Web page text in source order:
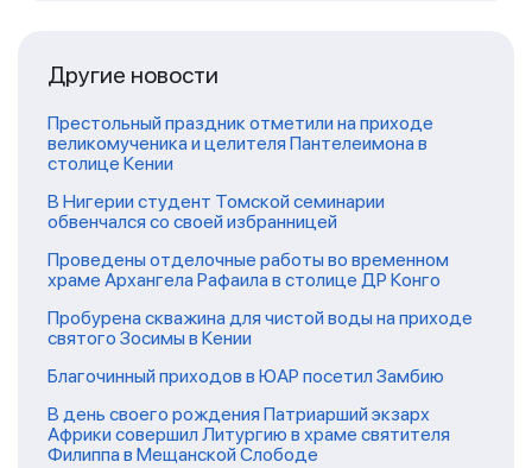
Другие новости
Престольный праздник отметили на приходе
великомученика и целителя Пантелеимона в
столице Кении
В Нигерии студент Томской семинарии
обвенчался со своей избранницей
Проведены отделочные работы во временном
храме Архангела Рафаила в столице ДР Конго
Пробурена скважина для чистой воды на приходе
святого Зосимы в Кении
Благочинный приходов в ЮАР посетил Замбию
В день своего рождения Патриарший экзарх
Африки совершил Литургию в храме святителя
Филиппа в Мещанской Слободе